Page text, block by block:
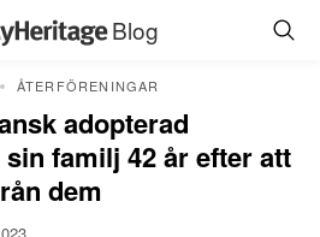
Blog
ÅTERFÖRENINGAR
adopterad
familj 42 år efter att
dem